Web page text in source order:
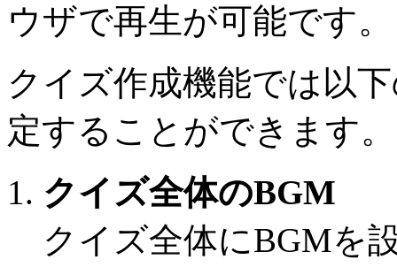
ウザで再生が可能です。
クイズ作成機能では以
定することができます。
クイズ全体のBGM
クイズ全体にBGMを